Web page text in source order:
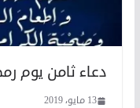
دعاء ثامن يوم
13 مايو، 2019